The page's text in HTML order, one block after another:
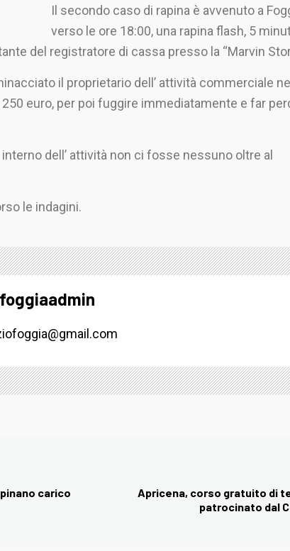
Il secondo caso di rapina è avvenuto a
verso le ore 18:00, una rapina flash, 5
del registratore di cassa presso la “Marvin
il proprietario dell’ attività commerciale
euro, per poi fuggire immediatamente e far
interno dell’ attività non ci fosse nessuno oltre al
le indagini.
carico
Apricena, corso gratuito di
patrocinato dal